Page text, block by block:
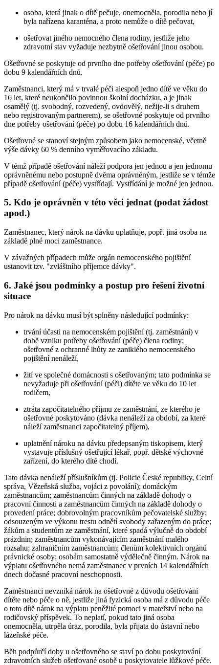
osoba, která jinak o dítě pečuje, onemocněla, porodila nebo jí
byla nařízena karanténa, a proto nemůže o dítě pečovat,
ošetřovat jiného nemocného člena rodiny, jestliže jeho
zdravotní stav vyžaduje nezbytně ošetřování jinou osobou.
Ošetřovné se poskytuje od prvního dne potřeby ošetřování (péče) po
dobu 9 kalendářních dnů.
Zaměstnanci, který má v trvalé péči alespoň jedno dítě ve věku do
16 let, které neukončilo povinnou školní docházku, a je jinak
osamělý (tj. svobodný, rozvedený, ovdovělý, nežije-li s druhem
nebo registrovaným partnerem), se ošetřovné poskytuje od prvního
dne potřeby ošetřování (péče) po dobu 16 kalendářních dnů.
Ošetřovné se stanoví stejným způsobem jako nemocenské, včetně
výše dávky 60 % denního vyměřovacího základu.
V témž případě ošetřování náleží podpora jen jednou a jen jednomu
oprávněnému nebo postupně dvěma oprávněným, jestliže se v témže
případě ošetřování (péče) vystřídají. Vystřídání je možné jen jednou.
5. Kdo je oprávněn v této věci jednat (podat žádost
apod.)
Zaměstnanec, který nárok na dávku uplatňuje, popř. jiná osoba na
základě plné moci zaměstnance.
V závažných případech může orgán nemocenského pojištění
ustanovit tzv. "zvláštního příjemce dávky".
6. Jaké jsou podmínky a postup pro řešení životní
situace
Pro nárok na dávku musí být splněny následující podmínky:
trvání účasti na nemocenském pojištění (tj. zaměstnání) v
době vzniku potřeby ošetřování (péče) člena rodiny;
ošetřovné z ochranné lhůty ze zaniklého nemocenského
pojištění nenáleží,
žití ve společné domácnosti s ošetřovaným; tato podmínka se
nevyžaduje při ošetřování (péči) dítěte ve věku do 10 let
rodičem,
ztráta započitatelného příjmu ze zaměstnání, ze kterého je
ošetřovné poskytováno (dávka nenáleží za období, za které
náleží zaměstnanci započitatelný příjem),
uplatnění nároku na dávku předepsaným tiskopisem, který
vystavuje příslušný ošetřující lékař, popř. dětské výchovné
zařízení, do kterého dítě chodí.
Tato dávka nenáleží příslušníkům (tj. Policie České republiky, Celní
správa, Vězeňská služba, vojáci z povolání); domáckým
zaměstnancům; zaměstnancům činných na základě dohody o
pracovní činnosti a zaměstnancům činných na základě dohody o
provedení práce; dobrovolným pracovníkům pečovatelské služby;
odsouzeným ve výkonu trestu odnětí svobody zařazeným do práce;
žákům a studentům ze zaměstnání, které spadá výlučně do období
prázdnin; zaměstnancům vykonávajícím zaměstnání malého
rozsahu; zahraničním zaměstnancům; členům kolektivních orgánů
právnické osoby; osobám samostatně výdělečně činným. Nárok na
výplatu ošetřovného nemá zaměstnanec v prvních 14 kalendářních
dnech dočasné pracovní neschopnosti.
Zaměstnanci nevzniká nárok na ošetřovné z důvodu ošetřování
dítěte nebo péče o ně, jestliže jiná fyzická osoba má z důvodu péče
o toto dítě nárok na výplatu peněžité pomoci v mateřství nebo na
rodičovský příspěvek. To neplatí, pokud tato jiná osoba
onemocněla, utrpěla úraz, porodila, byla přijata do ústavní nebo
lázeňské péče.
Běh podpůrčí doby u ošetřovného se staví po dobu poskytování
zdravotních služeb ošetřované osobě u poskytovatele lůžkové péče.